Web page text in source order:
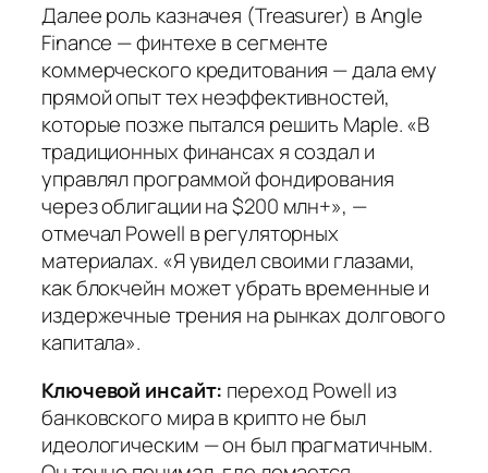
Далее роль казначея (Treasurer) в Angle
Finance — финтехе в сегменте
коммерческого кредитования — дала ему
прямой опыт тех неэффективностей,
которые позже пытался решить Maple. «В
традиционных финансах я создал и
управлял программой фондирования
через облигации на $200 млн+», —
отмечал Powell в регуляторных
материалах. «Я увидел своими глазами,
как блокчейн может убрать временные и
издержечные трения на рынках долгового
капитала».
Ключевой инсайт: переход Powell из
банковского мира в крипто не был
идеологическим — он был прагматичным.